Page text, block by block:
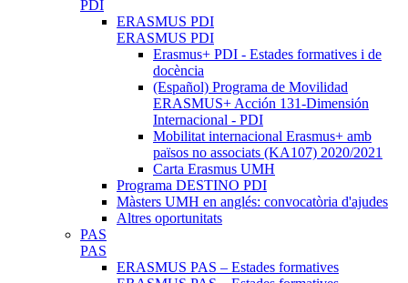
PDI
ERASMUS PDI
ERASMUS PDI
Erasmus+ PDI - Estades formatives i de
docència
(Español) Programa de Movilidad
ERASMUS+ Acción 131-Dimensión
Internacional - PDI
Mobilitat internacional Erasmus+ amb
països no associats (KA107) 2020/2021
Carta Erasmus UMH
Programa DESTINO PDI
Màsters UMH en anglés: convocatòria d'ajudes
Altres oportunitats
PAS
PAS
ERASMUS PAS – Estades formatives